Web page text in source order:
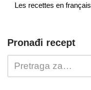
Les recettes en français
Pronađi recept